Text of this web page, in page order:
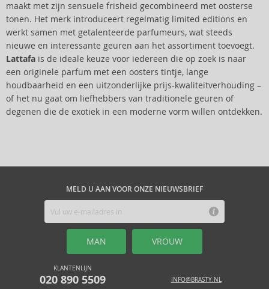
maakt met zijn sensuele frisheid gecombineerd met oosterse
tonen. Het merk introduceert regelmatig limited editions en
werkt samen met getalenteerde parfumeurs, wat steeds
nieuwe en interessante geuren aan het assortiment toevoegt.
Lattafa is de ideale keuze voor iedereen die op zoek is naar
een originele parfum met een oosters tintje, lange
houdbaarheid en een uitzonderlijke prijs-kwaliteitverhouding –
of het nu gaat om liefhebbers van traditionele geuren of
degenen die de exotiek in een moderne vorm willen ontdekken.
MELD U AAN VOOR ONZE NIEUWSBRIEF
MAN VROUW
KLANTENLIJN
020 890 5509 INFO@BRASTY.NL